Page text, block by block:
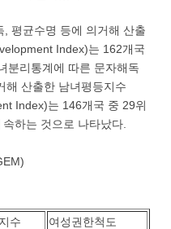
평균수명 등에 의거해 산출
Index)는 162개국
분리통계에 따른 문자해독
해 산출한 남녀평등지수
Index)는 146개국 중 29위
하는 것으로 나타났다.
수
여성권한척도